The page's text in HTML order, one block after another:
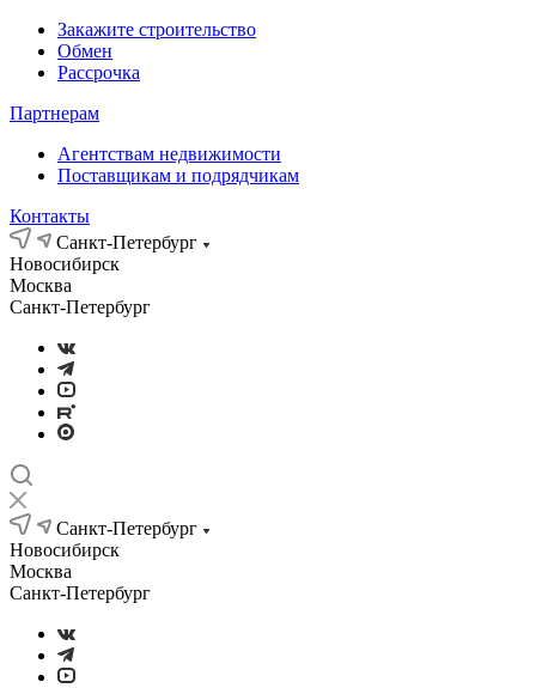
Закажите строительство
Обмен
Рассрочка
Партнерам
Агентствам недвижимости
Поставщикам и подрядчикам
Контакты
Санкт-Петербург
Новосибирск
Москва
Санкт-Петербург
Санкт-Петербург
Новосибирск
Москва
Санкт-Петербург